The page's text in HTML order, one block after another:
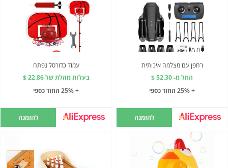
רחפן עם מצלמה איכותית
החל מ- 52.30 $
+ 25% החזר כספי
להזמנה
עמוד כדורסל נפתח
בעלות מוזלת של 22.86 $
+ 25% החזר כספי
להזמנה